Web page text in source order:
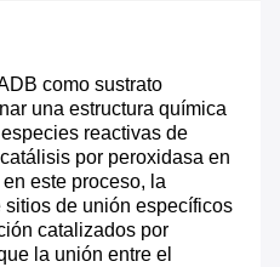
como sustrato
una estructura química
reactivas de
por peroxidasa en
este proceso, la
de unión específicos
catalizados por
la unión entre el